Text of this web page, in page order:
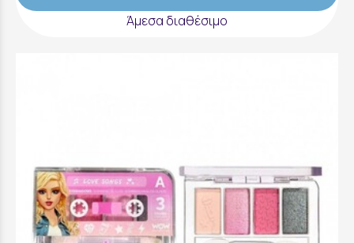
Άμεσα διαθέσιμο